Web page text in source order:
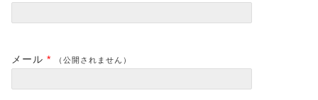
メール * （公開されません）